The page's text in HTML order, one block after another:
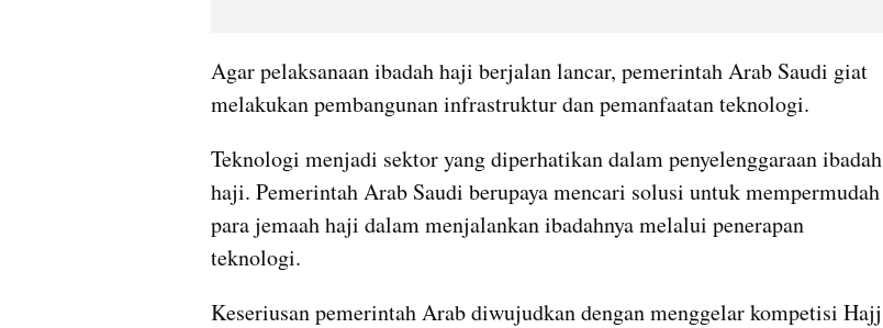
Agar pelaksanaan ibadah haji berjalan lancar, pemerintah Arab Saudi giat
melakukan pembangunan infrastruktur dan pemanfaatan teknologi.
Teknologi menjadi sektor yang diperhatikan dalam penyelenggaraan ibadah
haji. Pemerintah Arab Saudi berupaya mencari solusi untuk mempermudah
para jemaah haji dalam menjalankan ibadahnya melalui penerapan
teknologi.
Keseriusan pemerintah Arab diwujudkan dengan menggelar kompetisi Hajj